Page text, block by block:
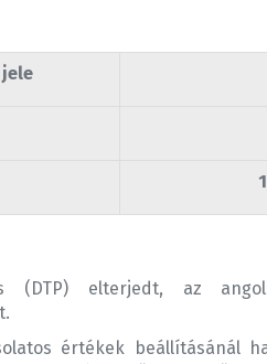
elterjedt, az
értékek beállításánál